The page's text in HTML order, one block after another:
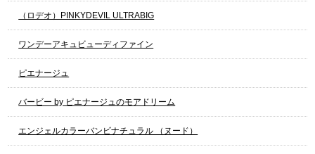
（ロデオ）PINKYDEVIL ULTRABIG
ワンデーアキュビューディファイン
ピエナージュ
バービー by ピエナージュのモアドリーム
エンジェルカラーバンビナチュラル （ヌード）